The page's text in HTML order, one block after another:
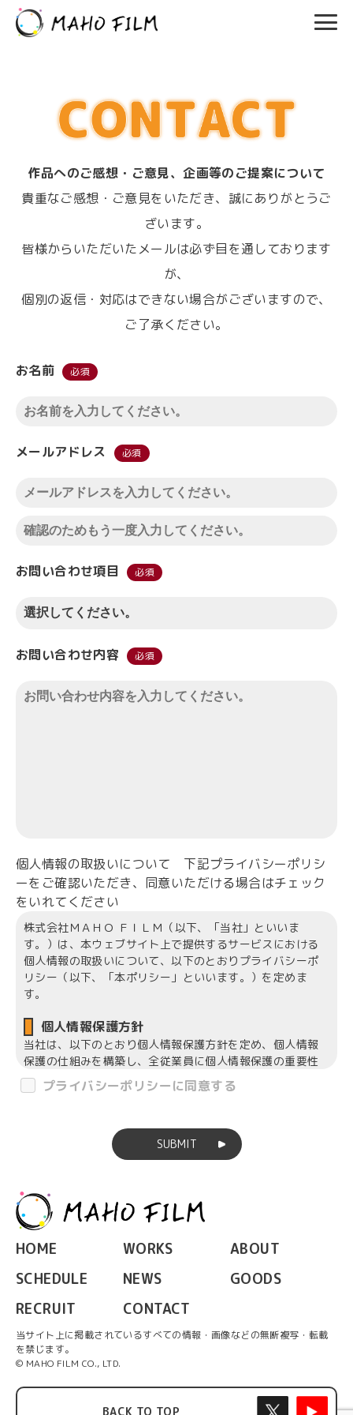
作品へのご感想・ご意見、企画等のご提案について
貴重なご感想・ご意見をいただき、誠にありがとうご
ざいます。
皆様からいただいたメールは必ず目を通しております
が、
個別の返信・対応はできない場合がございますので、
ご了承ください。
お名前 必須
メールアドレス 必須
お問い合わせ項目 必須
お問い合わせ内容 必須
個人情報の取扱いについて 下記プライバシーポリシ
ーをご確認いただき、同意いただける場合はチェック
をいれてください
株式会社ＭＡＨＯ ＦＩＬＭ（以下、「当社」といいま
す。）は、本ウェブサイト上で提供するサービスにおける
個人情報の取扱いについて、以下のとおりプライバシーポ
リシー（以下、「本ポリシー」といいます。）を定めま
す。
個人情報保護方針
当社は、以下のとおり個人情報保護方針を定め、個人情報
保護の仕組みを構築し、全従業員に個人情報保護の重要性
の認識と取組みを徹底させることにより、個人情報の保護
を推進いたします。
個人情報の管理
当社は、お客様の個人情報を正確かつ最新の状態に保ち、
個人情報への不正アクセス・紛失・破損・改ざん・漏洩な
制の整備・社員教育の徹底等の必要な措置を講じ、安全対
策を実施し個人情報の厳重な管理を行ないます。
個人情報の利用目的
名前、e-mailアドレス等の個人情報をご登録いただく場合
目的以外では利用いたしません。
お客様からお預かりした個人情報は、当社からのご連絡や
業務のご案内、ご質問に対する回答として、電子メールや
資料のご送付に利用いたします。
個人情報の第三者への開示・提供の禁止
当社は、お客様よりお預かりした個人情報を適切に管理
プライバシーポリシーに同意する
SUBMIT
HOME WORKS
ABOUT
SCHEDULE
NEWS
GOODS
RECRUIT
CONTACT
当サイト上に掲載されているすべての情報・画像などの無断複写・転載
を禁じます。
© MAHO FILM CO., LTD.
BACK TO TOP